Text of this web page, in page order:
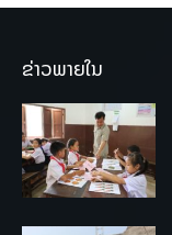
ຂ່າວພາຍໃນ